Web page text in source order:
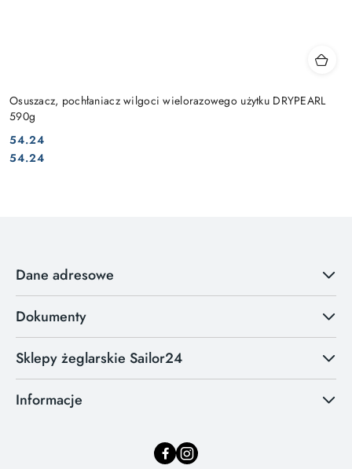
Osuszacz, pochłaniacz wilgoci wielorazowego użytku DRYPEARL
590g
Cena:
54.24
Cena:
54.24
Dane adresowe
Dokumenty
Sklepy żeglarskie Sailor24
Informacje